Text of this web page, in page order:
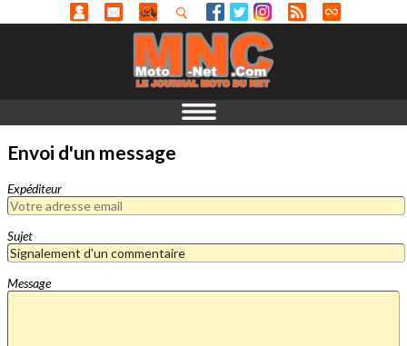
Envoi d'un message
Expéditeur
Sujet
Message